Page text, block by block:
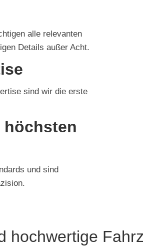
alle relevanten
Details außer Acht.
sind wir die erste
höchsten
und sind
hochwertige